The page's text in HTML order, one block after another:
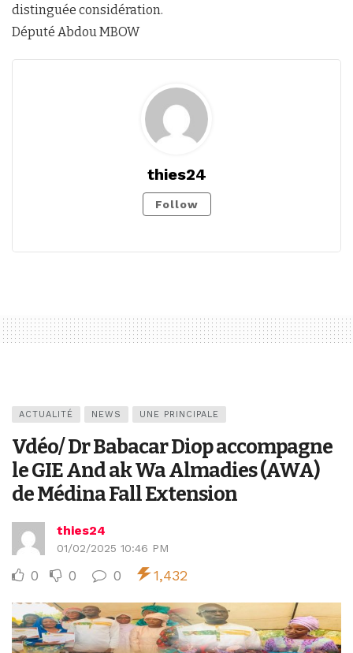
distinguée considération.
Député Abdou MBOW
thies24
Follow
ACTUALITÉ NEWS UNE PRINCIPALE
Vdéo/ Dr Babacar Diop accompagne
le GIE And ak Wa Almadies (AWA)
de Médina Fall Extension
thies24
01/02/2025 10:46 PM
0 0 0 1,432